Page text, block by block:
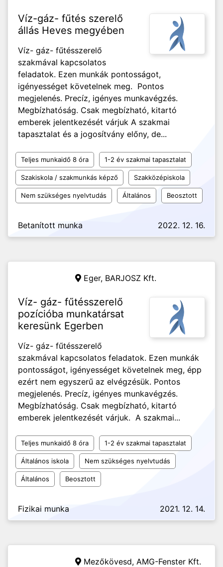
Víz-gáz- fűtés szerelő
állás Heves megyében
Víz- gáz- fűtésszerelő
szakmával kapcsolatos
feladatok. Ezen munkák pontosságot,
igényességet követelnek meg. Pontos
megjelenés. Precíz, igényes munkavégzés.
Megbízhatóság. Csak megbízható, kitartó
emberek jelentkezését várjuk A szakmai
tapasztalat és a jogosítvány előny, de...
Teljes munkaidő 8 óra 1-2 év szakmai tapasztalat
Szakiskola / szakmunkás képző Szakközépiskola
Nem szükséges nyelvtudás Általános Beosztott
Betanított munka 2022. 12. 16.
Eger, BARJOSZ Kft.
Víz- gáz- fűtésszerelő
pozícióba munkatársat
keresünk Egerben
Víz- gáz- fűtésszerelő
szakmával kapcsolatos feladatok. Ezen munkák
pontosságot, igényességet követelnek meg, épp
ezért nem egyszerű az elvégzésük. Pontos
megjelenés. Precíz, igényes munkavégzés.
Megbízhatóság. Csak megbízható, kitartó
emberek jelentkezését várjuk. A szakmai...
Teljes munkaidő 8 óra 1-2 év szakmai tapasztalat
Általános iskola Nem szükséges nyelvtudás
Általános Beosztott
Fizikai munka 2021. 12. 14.
Mezőkövesd, AMG-Fenster Kft.